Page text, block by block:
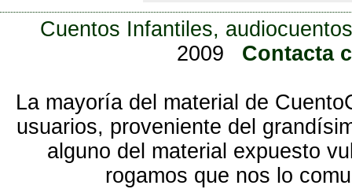
Cuentos Infantiles,
2009
Contacta
La mayoría del material de
usuarios, proveniente del
alguno del material expuesto
rogamos que nos lo